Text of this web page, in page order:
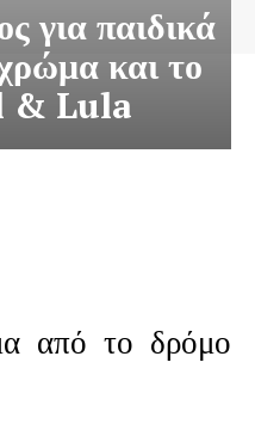
για παιδικά
και το
& Lula
από το δρόμο